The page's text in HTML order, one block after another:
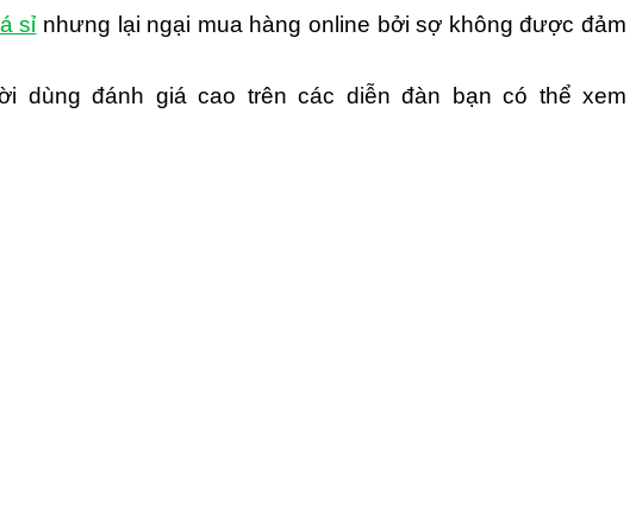
sỉ nhưng lại ngại mua hàng online bởi sợ không được đảm
dùng đánh giá cao trên các diễn đàn bạn có thể xem